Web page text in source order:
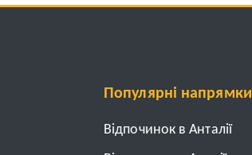
Популярні напрямки
Відпочинок в Анталії